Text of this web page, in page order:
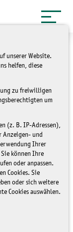
unserer Website.
helfen, diese
zu freiwilligen
um
(z. B. IP-Adressen),
Anzeigen- und
Ihrer
können Ihre
oder anpassen.
Cookies. Sie
oder sich weitere
Cookies auswählen.